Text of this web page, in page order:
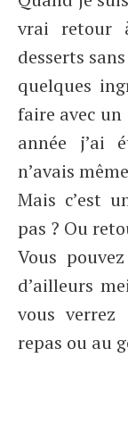
vrai retour
desserts
quelques
faire avec
année j’ai
n’avais
Mais c’est
pas ? Ou
Vous
d’ailleurs
vous
repas ou au